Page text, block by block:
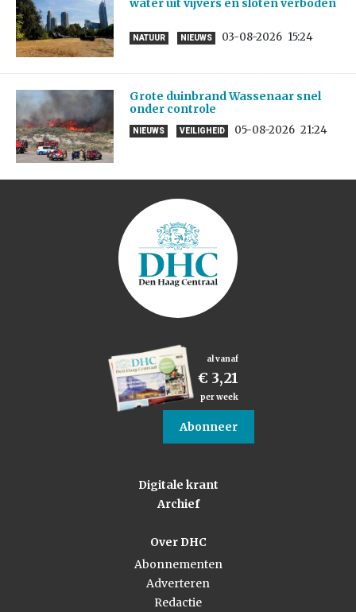
water uit vijvers en sloten verboden
NATUUR NIEUWS 03-08-2026 15:24
Grote duinbrand Wassenaar snel
onder controle
NIEUWS VEILIGHEID 05-08-2026 21:24
al vanaf
€ 3,21
per week
Abonneer
Digitale krant
Archief
Over DHC
Abonnementen
Adverteren
Redactie